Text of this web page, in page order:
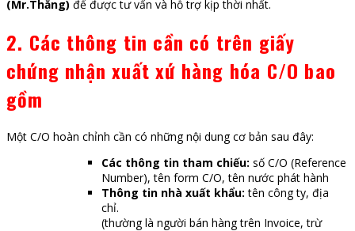
(Mr.Thắng) để được tư vấn và hỗ trợ kịp thời nhất.
2. Các thông tin cần có trên giấy
chứng nhận xuất xứ hàng hóa C/O bao
gồm
Một C/O hoàn chỉnh cần có những nội dung cơ bản sau đây:
Các thông tin tham chiếu: số C/O (Reference
Number), tên form C/O, tên nước phát hành
Thông tin nhà xuất khẩu: tên công ty, địa
chỉ.
(thường là người bán hàng trên Invoice, trừ